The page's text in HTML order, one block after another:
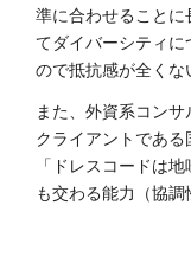
準に合わせること
てダイバーシティ
ので抵抗感が全くな
また、外資系コンサ
クライアントである
「ドレスコードは
も交わる能力（協調